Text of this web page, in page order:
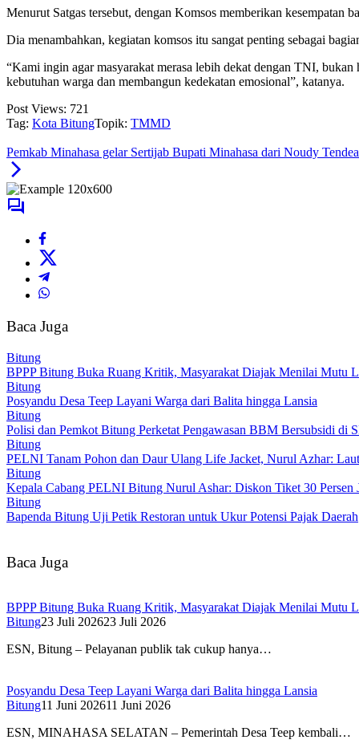
Menurut Satgas tersebut, dengan Komsos memberikan kesempatan
Dia menambahkan, kegiatan komsos itu sangat penting sebagai
“Kami ingin agar masyarakat merasa lebih dekat dengan TNI,
kebutuhan warga dan membangun kedekatan emosional”, katanya.
Post Views: 721
Tag: Kota BitungTopik: TMMD
Pemkab Minahasa gelar Sertijab Bupati Minahasa dari Noudy
Baca Juga
Bitung
BPPP Bitung Buka Ruang Kritik, Masyarakat Diajak Menilai Mutu
Bitung
Posyandu Desa Teep Layani Warga dari Balita hingga Lansia
Bitung
Polisi dan Pemkot Bitung Perketat Pengawasan BBM Bersubsidi di
Bitung
PELNI Tanam Pohon dan Daur Ulang Life Jacket, Nurul Azhar:
Bitung
Kepala Cabang PELNI Bitung Nurul Ashar: Diskon Tiket 30
Bitung
Bapenda Bitung Uji Petik Restoran untuk Ukur Potensi Pajak Daerah
Baca Juga
BPPP Bitung Buka Ruang Kritik, Masyarakat Diajak Menilai Mutu
Bitung23 Juli 202623 Juli 2026
ESN, Bitung – Pelayanan publik tak cukup hanya…
Posyandu Desa Teep Layani Warga dari Balita hingga Lansia
Bitung11 Juni 202611 Juni 2026
ESN, MINAHASA SELATAN – Pemerintah Desa Teep kembali…